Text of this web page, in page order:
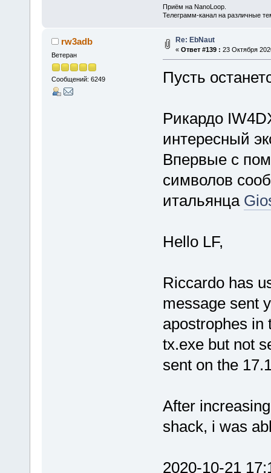
Приём на NanoLoop.
Телеграмм-канал на различные
rw3adb
Ветеран
Сообщений: 6249
Re: EbNaut
« Ответ #139 : 23 Октября
Пусть
Рикардо
интересный
Впервые с
символов
итальянца
Hello LF,
Riccardo has
message sent
apostrophes in
tx.exe but not
sent on the
After
shack, i was
2020-10-21